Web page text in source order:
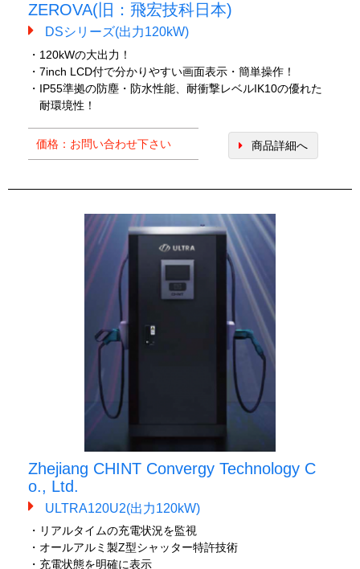
ZEROVA(旧：飛宏技科日本)
DSシリーズ(出力120kW)
・120kWの大出力！
・7inch LCD付で分かりやすい画面表示・簡単操作！
・IP55準拠の防塵・防水性能、耐衝撃レベルIK10の優れた
耐環境性！
価格：お問い合わせ下さい 商品詳細へ
Zhejiang CHINT Convergy Technology C
o., Ltd.
ULTRA120U2(出力120kW)
・リアルタイムの充電状況を監視
・オールアルミ製Z型シャッター特許技術
・充電状態を明確に表示